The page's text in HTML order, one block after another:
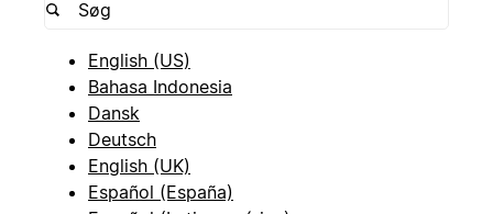
English (US)
Bahasa Indonesia
Dansk
Deutsch
English (UK)
Español (España)